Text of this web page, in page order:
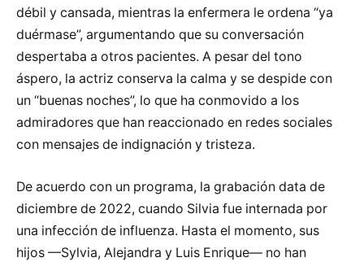
débil y cansada, mientras la enfermera le ordena “ya
duérmase”, argumentando que su conversación
despertaba a otros pacientes. A pesar del tono
áspero, la actriz conserva la calma y se despide con
un “buenas noches”, lo que ha conmovido a los
admiradores que han reaccionado en redes sociales
con mensajes de indignación y tristeza.
De acuerdo con un programa, la grabación data de
diciembre de 2022, cuando Silvia fue internada por
una infección de influenza. Hasta el momento, sus
hijos —Sylvia, Alejandra y Luis Enrique— no han